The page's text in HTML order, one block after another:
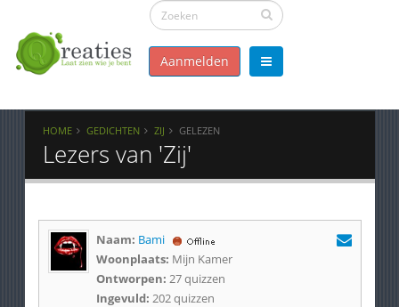
Aanmelden
HOME GEDICHTEN ZIJ GELEZEN
Lezers van 'Zij'
Naam: Bami
Woonplaats: Mijn Kamer
Ontworpen: 27 quizzen
Ingevuld: 202 quizzen